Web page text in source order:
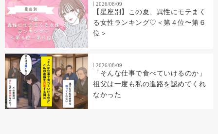
2026/08/09
【星座別】この夏、異性にモテまく
る女性ランキング♡＜第４位〜第６
位＞
2026/08/09
「そんな仕事で食べていけるのか」
祖父は一度も私の進路を認めてくれ
なかった